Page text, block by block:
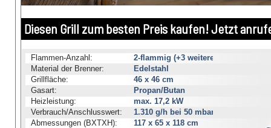
Diesen Grill zum besten Preis kaufen! Jetzt
Flammen-Anzahl:
2-flammig (+3 weitere)
Material der Brenner:
Edelstahl
Grillfläche:
46 x 46 cm
Gasart:
Propan/Butan
Heizleistung:
max. 17,2 kW
Verbrauch/Anschlusswert:
1.310 g/h bei 50 mbar
Abmessungen (BXTXH):
117 x 65 x 118 cm